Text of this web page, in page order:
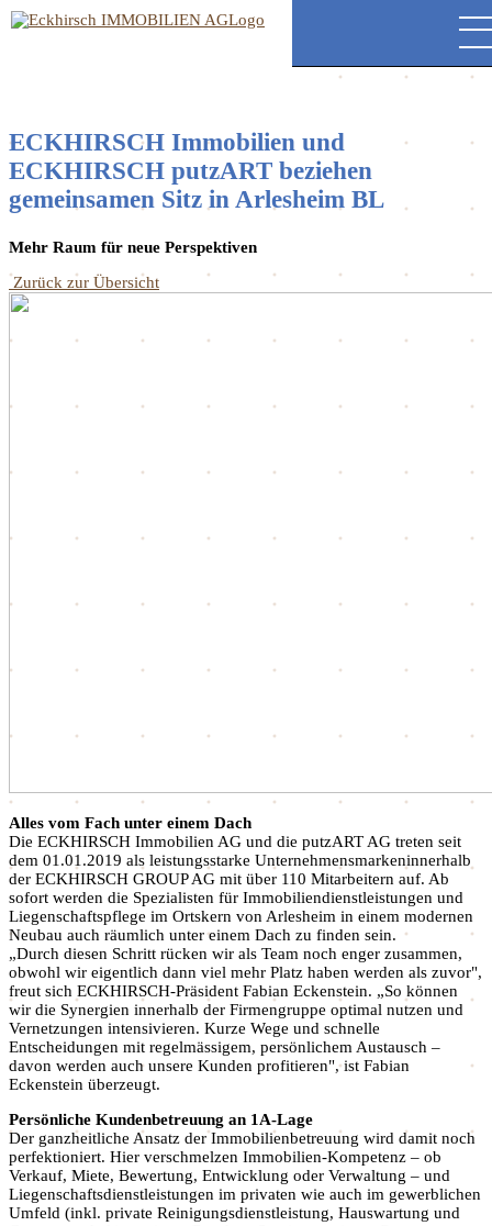
ECKHIRSCH Immobilien und
ECKHIRSCH putzART beziehen
gemeinsamen Sitz in Arlesheim BL
Mehr Raum für neue Perspektiven
Zurück zur Übersicht
Alles vom Fach unter einem Dach
Die ECKHIRSCH Immobilien AG und die putzART AG treten seit
dem 01.01.2019 als leistungsstarke Unternehmensmarkeninnerhalb
der ECKHIRSCH GROUP AG mit über 110 Mitarbeitern auf. Ab
sofort werden die Spezialisten für Immobiliendienstleistungen und
Liegenschaftspflege im Ortskern von Arlesheim in einem modernen
Neubau auch räumlich unter einem Dach zu finden sein.
„Durch diesen Schritt rücken wir als Team noch enger zusammen,
obwohl wir eigentlich dann viel mehr Platz haben werden als zuvor",
freut sich ECKHIRSCH-Präsident Fabian Eckenstein. „So können
wir die Synergien innerhalb der Firmengruppe optimal nutzen und
Vernetzungen intensivieren. Kurze Wege und schnelle
Entscheidungen mit regelmässigem, persönlichem Austausch –
davon werden auch unsere Kunden profitieren", ist Fabian
Eckenstein überzeugt.
Persönliche Kundenbetreuung an 1A-Lage
Der ganzheitliche Ansatz der Immobilienbetreuung wird damit noch
perfektioniert. Hier verschmelzen Immobilien-Kompetenz – ob
Verkauf, Miete, Bewertung, Entwicklung oder Verwaltung – und
Liegenschaftsdienstleistungen im privaten wie auch im gewerblichen
Umfeld (inkl. private Reinigungsdienstleistung, Hauswartung und